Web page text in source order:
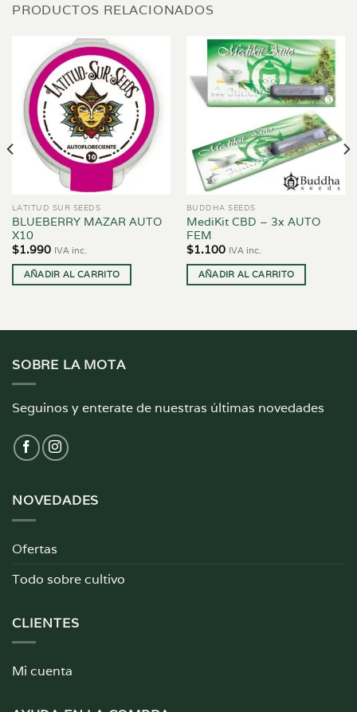
PRODUCTOS RELACIONADOS
LATITUD SUR SEEDS
BLUEBERRY MAZAR AUTO
X10
$1.990 IVA inc.
AÑADIR AL CARRITO
BUDDHA SEEDS
MediKit CBD – 3x AUTO
FEM
$1.100 IVA inc.
AÑADIR AL CARRITO
SOBRE LA MOTA
Seguinos y enterate de nuestras últimas novedades
NOVEDADES
Ofertas
Todo sobre cultivo
CLIENTES
Mi cuenta